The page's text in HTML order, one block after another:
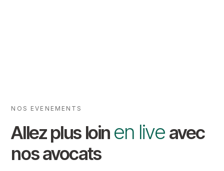
NOS EVENEMENTS
Allez plus loin en live avec
nos avocats